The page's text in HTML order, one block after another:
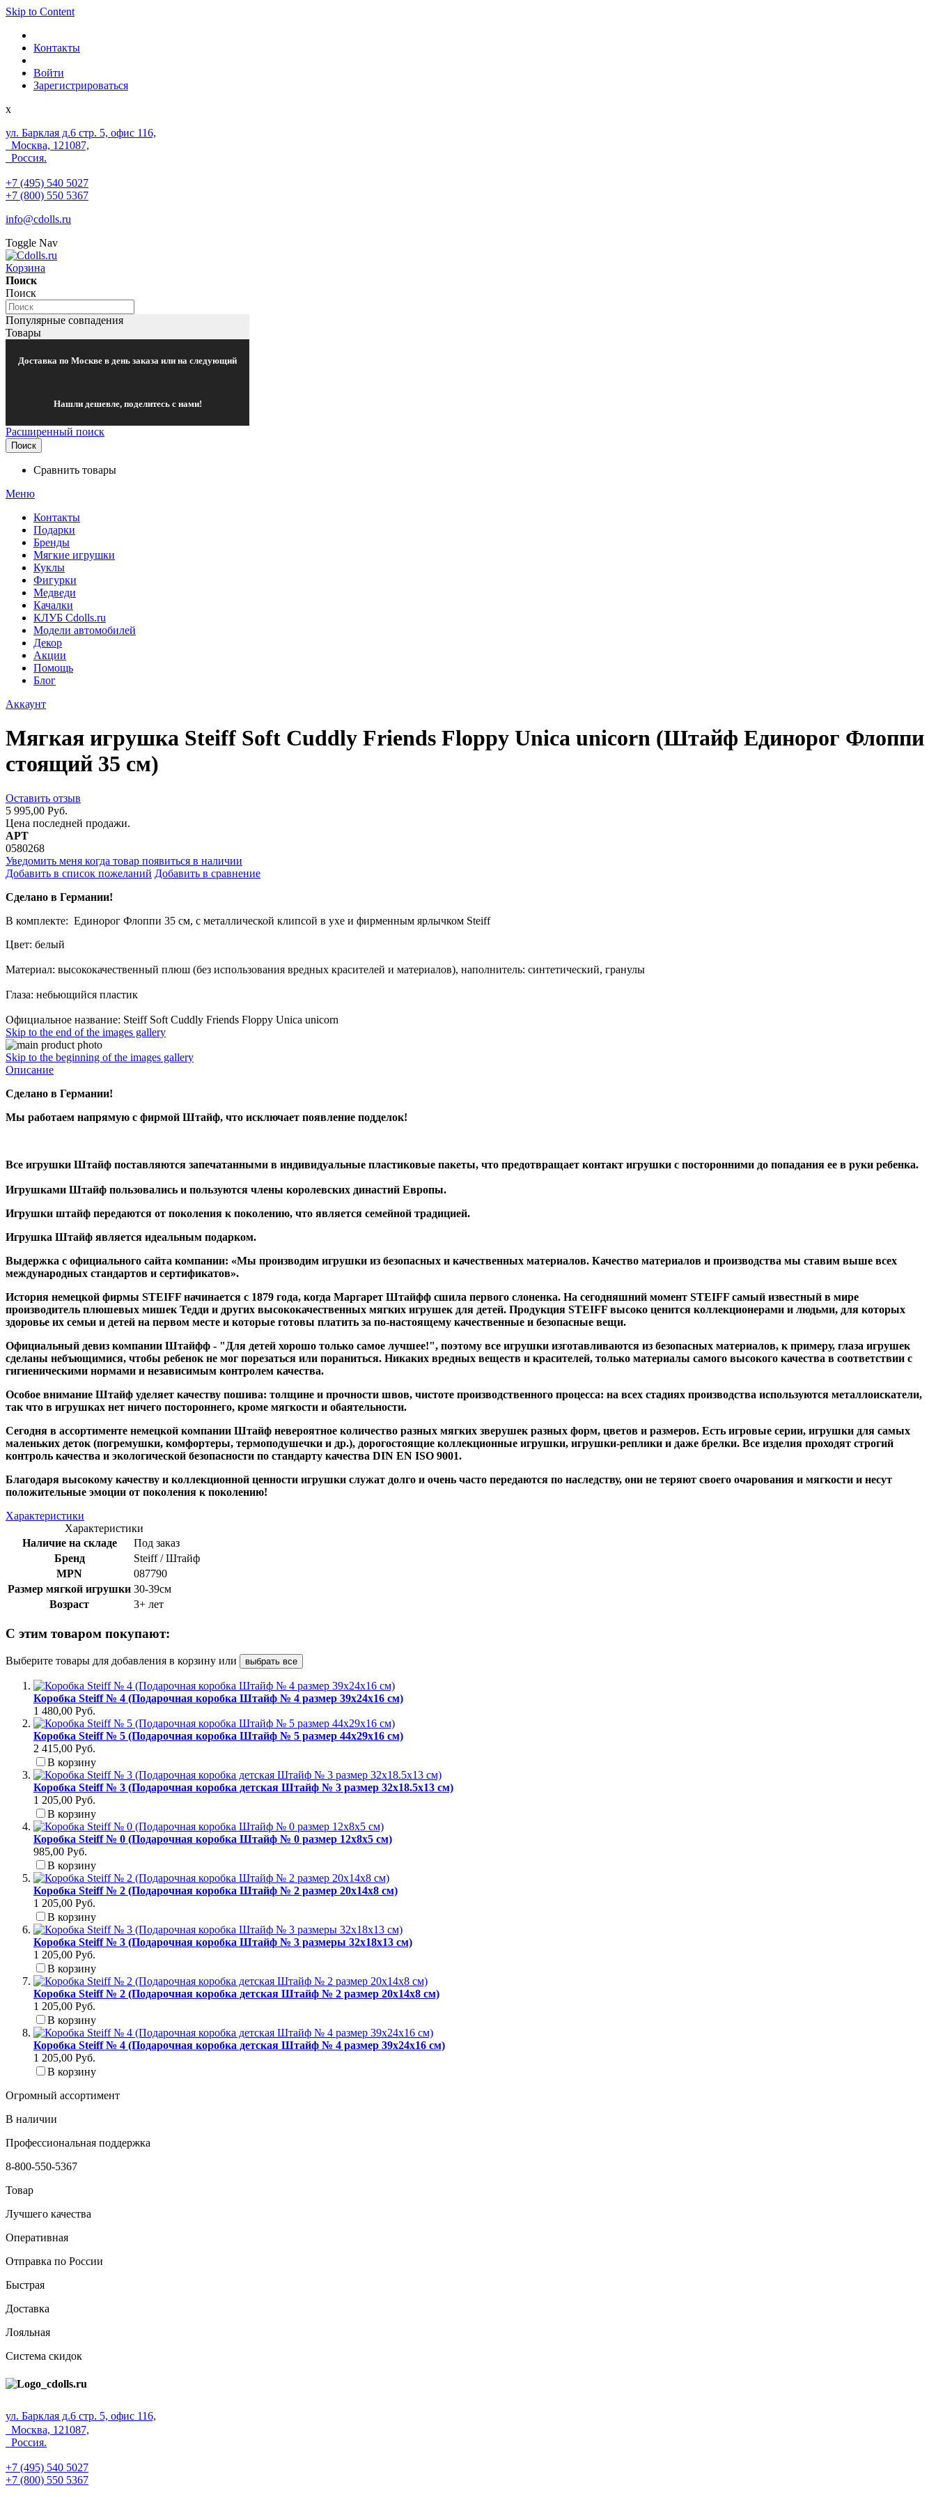
Skip to Content
Контакты
Войти
Зарегистрироваться
x
ул. Барклая д.6 стр. 5, офис 116,
Москва, 121087,
Россия.
+7 (495) 540 5027
+7 (800) 550 5367
info@cdolls.ru
Toggle Nav
Корзина
Поиск
Поиск
Популярные совпадения
Товары
Доставка по Москве в день заказа или на следующий
Нашли дешевле, поделитесь с нами!
Расширенный поиск
Поиск
Сравнить товары
Меню
Контакты
Подарки
Бренды
Мягкие игрушки
Куклы
Фигурки
Медведи
Качалки
КЛУБ Cdolls.ru
Модели автомобилей
Декор
Акции
Помощь
Блог
Аккаунт
Мягкая игрушка Steiff Soft Cuddly Friends Floppy Unica unicorn (Штайф Единорог Флоппи
стоящий 35 см)
Оставить отзыв
5 995,00 Руб.
Цена последней продажи.
АРТ
0580268
Уведомить меня когда товар появиться в наличии
Добавить в список пожеланий Добавить в сравнение
Сделано в Германии!
В комплекте: Единорог Флоппи 35 см, с металлической клипсой в ухе и фирменным ярлычком Steiff
Цвет: белый
Материал: высококачественный плюш (без использования вредных красителей и материалов), наполнитель: синтетический, гранулы
Глаза: небьющийся пластик
Официальное название: Steiff Soft Cuddly Friends Floppy Unica unicorn
Skip to the end of the images gallery
Skip to the beginning of the images gallery
Описание
Сделано в Германии!
Мы работаем напрямую с фирмой Штайф, что исключает появление подделок!
Все игрушки Штайф поставляются запечатанными в индивидуальные пластиковые пакеты, что предотвращает контакт игрушки с посторонними до попадания ее в руки ребенка.
Игрушками Штайф пользовались и пользуются члены королевских династий Европы.
Игрушки штайф передаются от поколения к поколению, что является семейной традицией.
Игрушка Штайф является идеальным подарком.
Выдержка с официального сайта компании: «Мы производим игрушки из безопасных и качественных материалов. Качество материалов и производства мы ставим выше всех
международных стандартов и сертификатов».
История немецкой фирмы STEIFF начинается с 1879 года, когда Маргарет Штайфф сшила первого слоненка. На сегодняшний момент STEIFF самый известный в мире
производитель плюшевых мишек Тедди и других высококачественных мягких игрушек для детей. Продукция STEIFF высоко ценится коллекционерами и людьми, для которых
здоровье их семьи и детей на первом месте и которые готовы платить за по-настоящему качественные и безопасные вещи.
Официальный девиз компании Штайфф - "Для детей хорошо только самое лучшее!", поэтому все игрушки изготавливаются из безопасных материалов, к примеру, глаза игрушек
сделаны небъющимися, чтобы ребенок не мог порезаться или пораниться. Никаких вредных веществ и красителей, только материалы самого высокого качества в соответствии с
гигиеническими нормами и независимым контролем качества.
Особое внимание Штайф уделяет качеству пошива: толщине и прочности швов, чистоте производственного процесса: на всех стадиях производства используются металлоискатели,
так что в игрушках нет ничего постороннего, кроме мягкости и обаятельности.
Сегодня в ассортименте немецкой компании Штайф невероятное количество разных мягких зверушек разных форм, цветов и размеров. Есть игровые серии, игрушки для самых
маленьких деток (погремушки, комфортеры, термоподушечки и др.), дорогостоящие коллекционные игрушки, игрушки-реплики и даже брелки. Все изделия проходят строгий
контроль качества и экологической безопасности по стандарту качества DIN EN ISO 9001.
Благодаря высокому качеству и коллекционной ценности игрушки служат долго и очень часто передаются по наследству, они не теряют своего очарования и мягкости и несут
положительные эмоции от поколения к поколению!
Характеристики
Характеристики
Наличие на складе
Под заказ
Бренд
Steiff / Штайф
MPN
087790
Размер мягкой игрушки 30-39см
Возраст
3+ лет
С этим товаром покупают:
Выберите товары для добавления в корзину или выбрать все
Коробка Steiff № 4 (Подарочная коробка Штайф № 4 размер 39х24х16 см)
1 480,00 Руб.
Коробка Steiff № 5 (Подарочная коробка Штайф № 5 размер 44х29х16 см)
2 415,00 Руб.
В корзину
Коробка Steiff № 3 (Подарочная коробка детская Штайф № 3 размер 32x18.5x13 см)
1 205,00 Руб.
В корзину
Коробка Steiff № 0 (Подарочная коробка Штайф № 0 размер 12x8x5 см)
985,00 Руб.
В корзину
Коробка Steiff № 2 (Подарочная коробка Штайф № 2 размер 20x14x8 см)
1 205,00 Руб.
В корзину
Коробка Steiff № 3 (Подарочная коробка Штайф № 3 размеры 32x18x13 см)
1 205,00 Руб.
В корзину
Коробка Steiff № 2 (Подарочная коробка детская Штайф № 2 размер 20x14x8 см)
1 205,00 Руб.
В корзину
Коробка Steiff № 4 (Подарочная коробка детская Штайф № 4 размер 39x24x16 см)
1 205,00 Руб.
В корзину
Огромный ассортимент
В наличии
Профессиональная поддержка
8-800-550-5367
Товар
Лучшего качества
Оперативная
Отправка по России
Быстрая
Доставка
Лояльная
Система скидок
ул. Барклая д.6 стр. 5, офис 116,
Москва, 121087,
Россия.
+7 (495) 540 5027
+7 (800) 550 5367